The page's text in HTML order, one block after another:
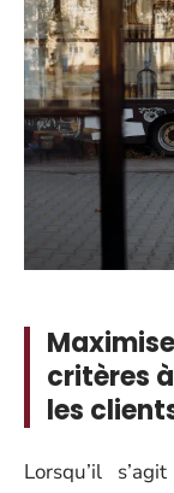
critères
les
Lorsqu’il